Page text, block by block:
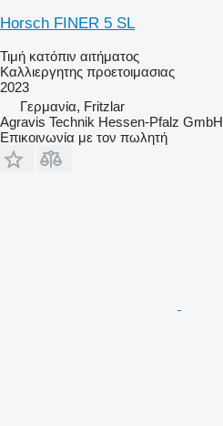
Horsch FINER 5 SL
Τιμή κατόπιν αιτήματος
Καλλιεργητης προετοιμασιας
2023
Γερμανία, Fritzlar
Agravis Technik Hessen-Pfalz GmbH
Επικοινωνία με τον πωλητή